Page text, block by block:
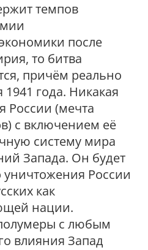
темпов
после
то битва
причём реально
года. Никакая
России (мечта
с включением её
систему мира
Запада. Он будет
уничтожения России
как
нации.
с любым
влияния Запад